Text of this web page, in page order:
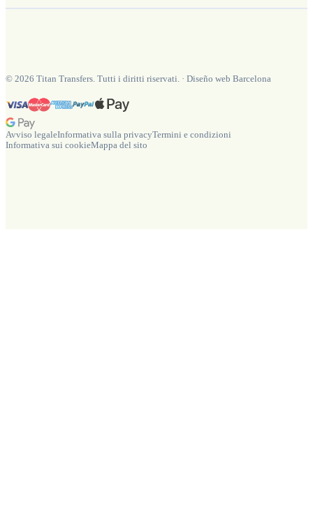
© 2026 Titan Transfers. Tutti i diritti riservati. · Diseño web Barcelona
Avviso legaleInformativa sulla privacyTermini e condizioni
Informativa sui cookieMappa del sito